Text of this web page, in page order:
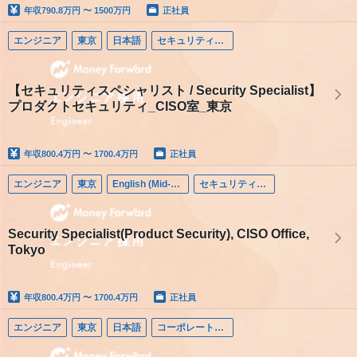
年収790.8万円 〜 1500万円 正社員
エンジニア 東京 日本語 セキュリティエンジニア
【セキュリティスペシャリスト / Security Specialist】
プロダクトセキュリティ_CISO室_東京
年収800.4万円 〜 1700.4万円 正社員
エンジニア 東京 English (Mid-career) セキュリティエンジニア
Security Specialist(Product Security), CISO Office,
Tokyo
年収800.4万円 〜 1700.4万円 正社員
エンジニア 東京 日本語 コーポレートエンジニア